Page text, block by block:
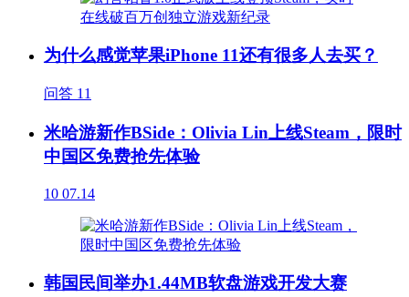
为什么感觉苹果iPhone 11还有很多人去买？
问答 11
米哈游新作BSide：Olivia Lin上线Steam，限时
中国区免费抢先体验
10 07.14
韩国民间举办1.44MB软盘游戏开发大赛